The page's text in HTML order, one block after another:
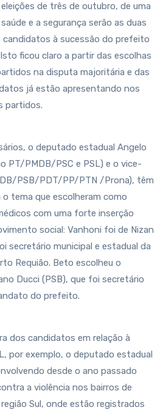
de três de outubro, de uma
e a segurança serão as duas
candidatos à sucessão do prefeito
ficou claro a partir das escolhas
na disputa majoritária e das
já estão apresentando nos
partidos.
o deputado estadual Angelo
PT/PMDB/PSC e PSL) e o vice-
PSB/PDT/PP/PTN /Prona), têm
tema que escolheram como
com uma forte inserção
social: Vanhoni foi de Nizan
secretário municipal e estadual da
Requião. Beto escolheu o
Ducci (PSB), que foi secretário
do prefeito.
dos candidatos em relação à
por exemplo, o deputado estadual
desde o ano passado
a violência nos bairros de
Sul, onde estão registrados